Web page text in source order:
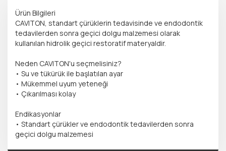
Ürün Bilgileri
CAVITON, standart çürüklerin tedavisinde ve endodontik
tedavilerden sonra geçici dolgu malzemesi olarak
kullanılan hidrolik geçici restoratif materyaldir.
Neden CAVITON'u seçmelisiniz?
• Su ve tükürük ile başlatılan ayar
• Mükemmel uyum yeteneği
• Çıkarılması kolay
Endikasyonlar
• Standart çürükler ve endodontik tedavilerden sonra
geçici dolgu malzemesi